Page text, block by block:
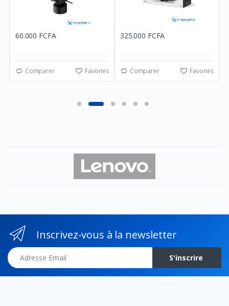
60.000 FCFA
Comparer Favories
325.000 FCFA
Comparer Favories
Inscrivez-vous à la newsletter
Adresse Email
S'inscrire